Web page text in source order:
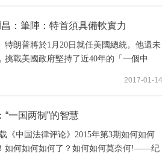
岸政治关系定位问题虽然与一些理论相
：筆陣：特首須具備軟實力
特朗普將於1月20日就任美國總統。他還未
挑戰美國政府堅持了近40年的「一個中
特朗普的舉動借題發揮，認為中央對香港
2017-01-14
“一国两制”的智慧
《中国法律评论》2015年第3期如何如何
如何如何如何了？如何如何莫奈何!——纪